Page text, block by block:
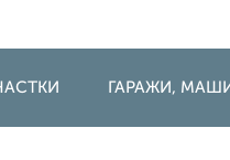
ГАРАЖИ,